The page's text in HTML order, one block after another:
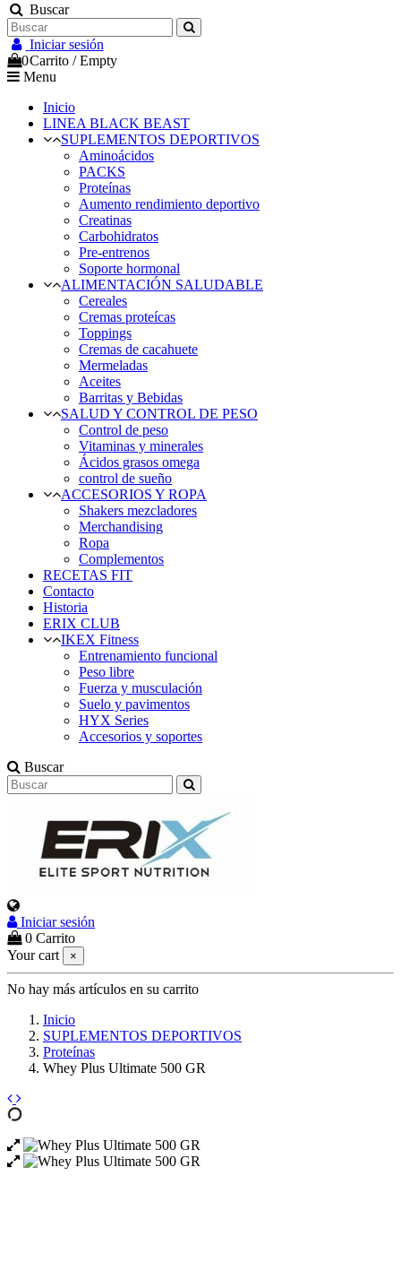
Buscar
Iniciar sesión
0Carrito /Empty
Menu
Inicio
LINEA BLACK BEAST
SUPLEMENTOS DEPORTIVOS
Aminoácidos
PACKS
Proteínas
Aumento rendimiento deportivo
Creatinas
Carbohidratos
Pre-entrenos
Soporte hormonal
ALIMENTACIÓN SALUDABLE
Cereales
Cremas proteícas
Toppings
Cremas de cacahuete
Mermeladas
Aceites
Barritas y Bebidas
SALUD Y CONTROL DE PESO
Control de peso
Vitaminas y minerales
Ácidos grasos omega
control de sueño
ACCESORIOS Y ROPA
Shakers mezcladores
Merchandising
Ropa
Complementos
RECETAS FIT
Contacto
Historia
ERIX CLUB
IKEX Fitness
Entrenamiento funcional
Peso libre
Fuerza y musculación
Suelo y pavimentos
HYX Series
Accesorios y soportes
Buscar
Select Language
Iniciar sesión
0 Carrito
Your cart
×
No hay más artículos en su carrito
Inicio
SUPLEMENTOS DEPORTIVOS
Proteínas
Whey Plus Ultimate 500 GR